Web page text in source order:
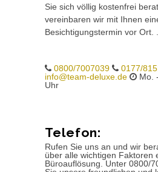
Sie sich völlig kostenfrei
vereinbaren wir mit Ihnen
Besichtigungstermin vor Ort. .
0800/7007039
0177/
info@team-deluxe.de
Mo.
Uhr
Telefon:
Rufen Sie uns an und wir
über alle wichtigen Faktoren
Büroauflösung. Unter 0800/